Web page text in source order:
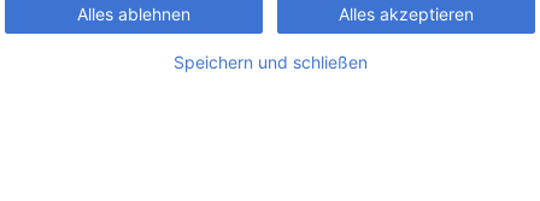
Alles ablehnen Alles akzeptieren
Speichern und schließen